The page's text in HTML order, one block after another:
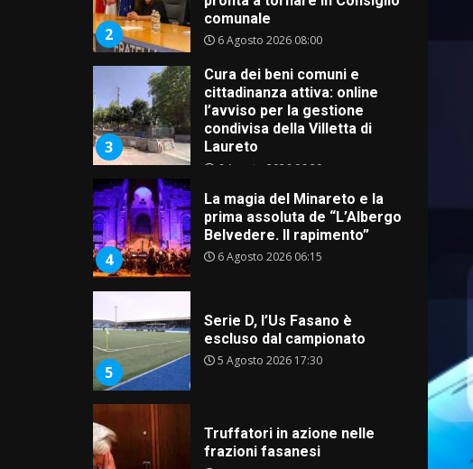
2
comunale
6 Agosto 2026 08:00
3
Cura dei beni comuni e
cittadinanza attiva: online
l’avviso per la gestione
condivisa della Villetta di
Laureto
6 Agosto 2026 06:20
4
La magia del Minareto e la
prima assoluta de “L’Albergo
Belvedere. Il rapimento”
6 Agosto 2026 06:15
5
Serie D, l’Us Fasano è
escluso dal campionato
5 Agosto 2026 17:30
Truffatori in azione nelle
frazioni fasanesi